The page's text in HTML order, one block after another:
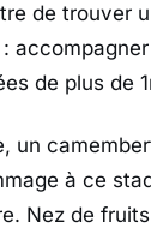
de trouver
de plus de
un
à ce
Nez de fruits